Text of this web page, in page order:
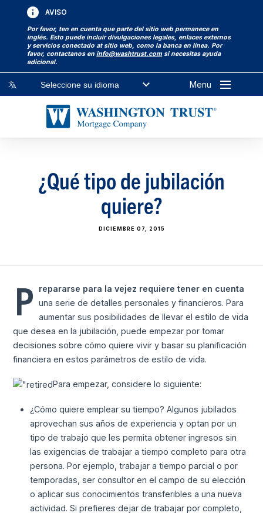
AVISO
Por favor, ten en cuenta que parte del sitio web permanece en
inglés. Esto puede incluir divulgaciones legales, enlaces externos
y servicios conectado at sitio web, como la banca en línea. Por
favor, contactanos eninfo@washtrust.com si necesitas ayuda
adicional.
Seleccione su idioma Menu
¿Qué tipo de jubilación
quiere?
DICIEMBRE 07, 2015
P
repararse para la vejez requiere tener en cuenta
una serie de detalles personales y financieros. Para
aumentar sus posibilidades de llevar el estilo de vida
que desea en la jubilación, puede empezar por tomar
decisiones sobre cómo quiere vivir y basar su planificación
financiera en estos parámetros de estilo de vida.
Para empezar, considere lo siguiente:
¿Cómo quiere emplear su tiempo? Algunos jubilados
aprovechan sus años de experiencia y optan por un
tipo de trabajo que les permita obtener ingresos sin
las exigencias de trabajar a tiempo completo para otra
persona. Por ejemplo, trabajar a tiempo parcial o por
temporadas, ser consultor en el campo de su elección
o aplicar sus conocimientos transferibles a una nueva
actividad. Si prefieres dejar de trabajar por completo,